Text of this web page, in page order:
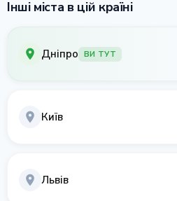
Інші міста в цій країні
Дніпро ВИ ТУТ
Київ
Львів